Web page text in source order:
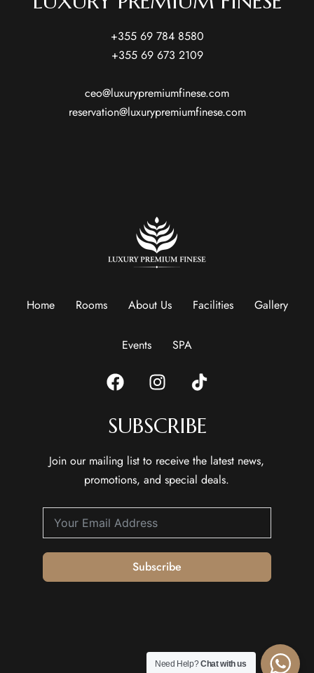
+355 69 784 8580
+355 69 673 2109
ceo@luxurypremiumfinese.com
reservation@luxurypremiumfinese.com
Home Rooms About Us Facilities Gallery
Events SPA
SUBSCRIBE
Join our mailing list to receive the latest news,
promotions, and special deals.
Subscribe
Need Help?Chat with us